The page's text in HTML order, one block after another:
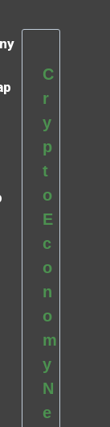
C
r
y
p
t
o
E
c
o
n
o
m
y
N
e